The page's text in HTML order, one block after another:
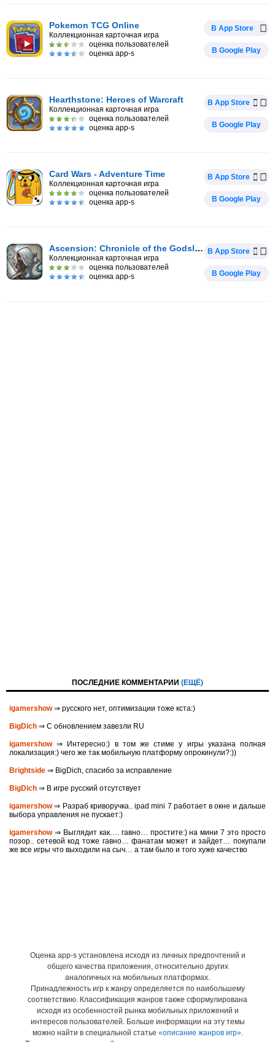
Pokemon TCG Online
Коллекционная карточная игра
оценка пользователей
оценка app-s
В App Store
В Google Play
Hearthstone: Heroes of Warcraft
Коллекционная карточная игра
оценка пользователей
оценка app-s
В App Store
В Google Play
Card Wars - Adventure Time
Коллекционная карточная игра
оценка пользователей
оценка app-s
В App Store
В Google Play
Ascension: Chronicle of the Godslayer
Коллекционная карточная игра
оценка пользователей
оценка app-s
В App Store
В Google Play
ПОСЛЕДНИЕ КОММЕНТАРИИ (ЕЩЁ)
igamershow⇒ русского нет, оптимизации тоже кста:)
BigDich ⇒ С обновлением завезли RU
igamershow⇒ Интересно:) в том же стиме у игры указана полная
локализация:) чего же так мобильную платформу опрокинули?:))
Brightside ⇒ BigDich, спасибо за исправление
BigDich ⇒ В игре русский отсутствует
igamershow⇒ Разраб криворучка.. ipad mini 7 работает в окне и дальше
выбора управления не пускает:)
igamershow⇒ Выглядит как…. гавно… простите:) на мини 7 это просто
позор.. сетевой код тоже гавно… фанатам может и зайдет… покупали
же все игры что выходили на сыч… а там было и того хуже качество
Оценка app-s установлена исходя из личных предпочтений и
общего качества приложения, относительно других
аналогичных на мобильных платформах.
Принадлежность игр к жанру определяется по наибольшему
соответствию. Классификация жанров также сформулирована
исходя из особенностей рынка мобильных приложений и
интересов пользователей. Больше информации на эту темы
можно найти в специальной статье «описание жанров игр».